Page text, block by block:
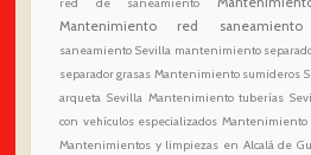
Mantenimiento red saneamiento
saneamiento Sevilla mantenimiento
separador grasas Mantenimiento sumideros
arqueta Sevilla Mantenimiento tuberías
con vehículos especializados Mantenimiento
Mantenimientos y limpiezas en Alcalá de